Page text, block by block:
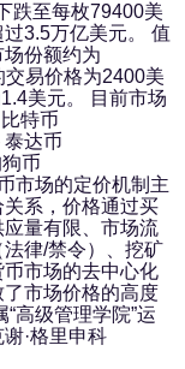
跌至每枚79400美
3.5万亿美元。 值
份额约为
易价格为2400美
美元。 目前市场
特币
泰达币
币
市场的定价机制主
系，价格通过买
量有限、市场流
律/禁令）、挖矿
市场的去中心化
市场价格的高度
高级管理学院”运
·格里申科